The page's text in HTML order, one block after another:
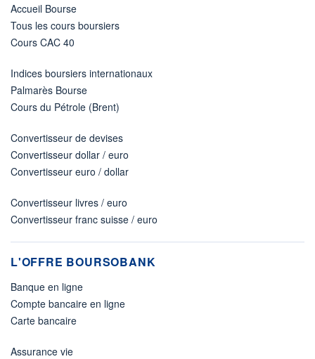
Accueil Bourse
Tous les cours boursiers
Cours CAC 40
Indices boursiers internationaux
Palmarès Bourse
Cours du Pétrole (Brent)
Convertisseur de devises
Convertisseur dollar / euro
Convertisseur euro / dollar
Convertisseur livres / euro
Convertisseur franc suisse / euro
L'OFFRE BOURSOBANK
Banque en ligne
Compte bancaire en ligne
Carte bancaire
Assurance vie